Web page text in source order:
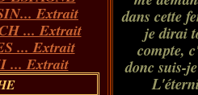
Extrait
... Extrait
... Extrait
... Extrait
dans cette
je dirai
compte,
donc suis-